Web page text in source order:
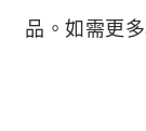
品。如需更